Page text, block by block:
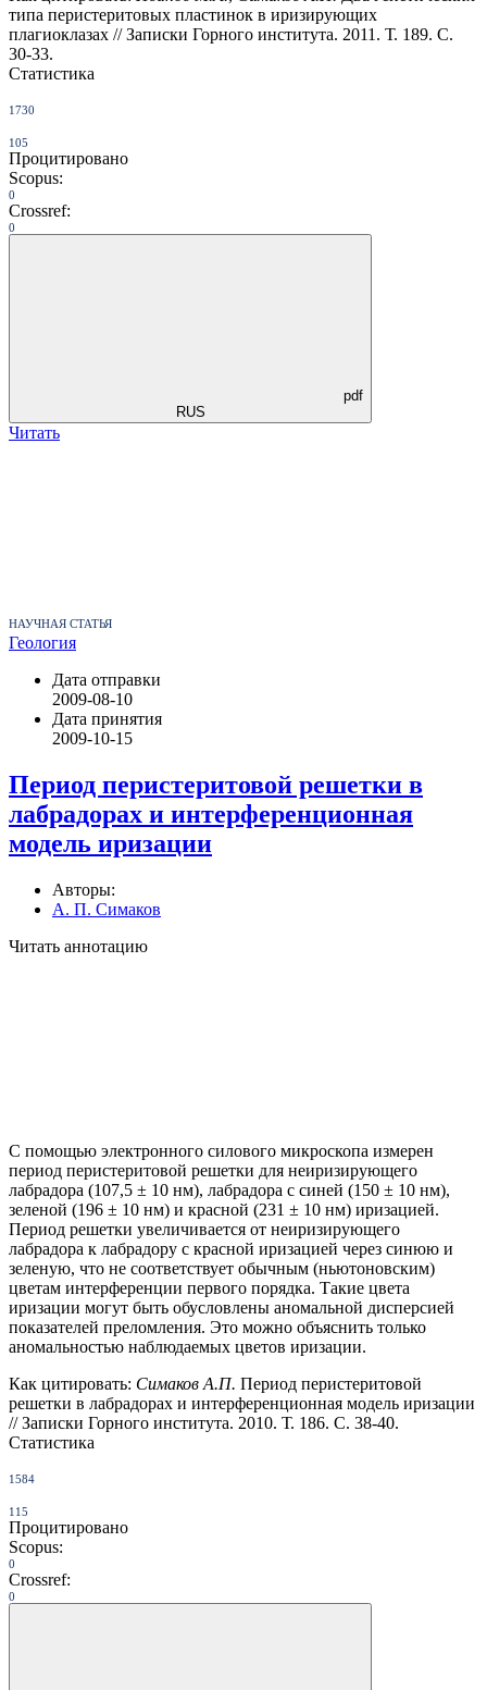
типа перистеритовых пластинок в иризирующих
плагиоклазах // Записки Горного института. 2011. Т. 189. С.
30-33.
Статистика
1730
105
Процитировано
Scopus:
0
Crossref:
0
pdf
RUS
Читать
НАУЧНАЯ СТАТЬЯ
Геология
Дата отправки
2009-08-10
Дата принятия
2009-10-15
Период перистеритовой решетки в
лабрадорах и интерференционная
модель иризации
Авторы:
А. П. Симаков
Читать аннотацию
С помощью электронного силового микроскопа измерен
период перистеритовой решетки для неиризирующего
лабрадора (107,5 ± 10 нм), лабрадора с синей (150 ± 10 нм),
зеленой (196 ± 10 нм) и красной (231 ± 10 нм) иризацией.
Период решетки увеличивается от неиризирующего
лабрадора к лабрадору с красной иризацией через синюю и
зеленую, что не соответствует обычным (ньютоновским)
цветам интерференции первого порядка. Такие цвета
иризации могут быть обусловлены аномальной дисперсией
показателей преломления. Это можно объяснить только
аномальностью наблюдаемых цветов иризации.
Как цитировать: Симаков А.П. Период перистеритовой
решетки в лабрадорах и интерференционная модель иризации
// Записки Горного института. 2010. Т. 186. С. 38-40.
Статистика
1584
115
Процитировано
Scopus:
0
Crossref:
0